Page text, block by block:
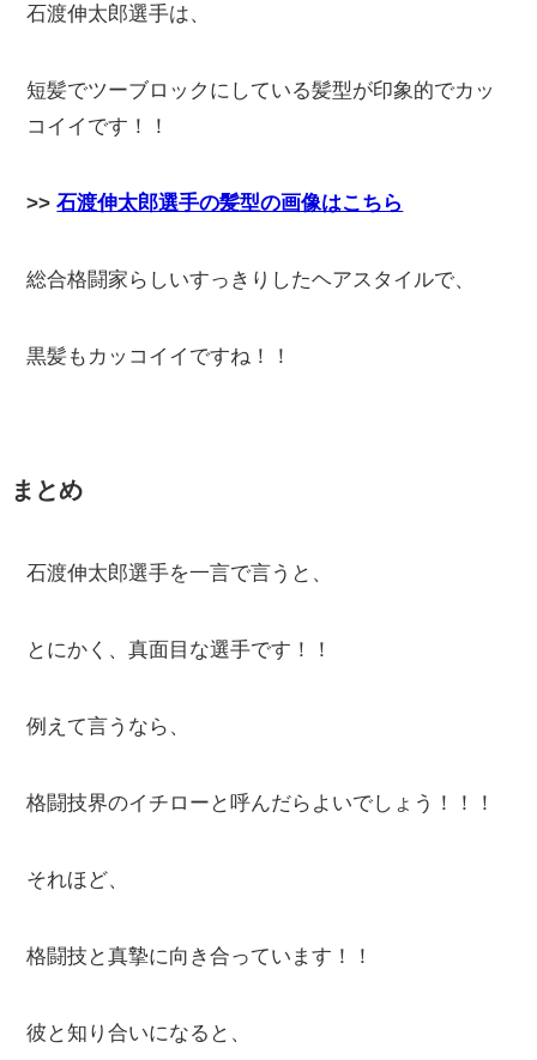
石渡伸太郎選手は、
短髪でツーブロックにしている髪型が印象的でカッ
コイイです！！
>> 石渡伸太郎選手の髪型の画像はこちら
総合格闘家らしいすっきりしたヘアスタイルで、
黒髪もカッコイイですね！！
まとめ
石渡伸太郎選手を一言で言うと、
とにかく、真面目な選手です！！
例えて言うなら、
格闘技界のイチローと呼んだらよいでしょう！！！
それほど、
格闘技と真摯に向き合っています！！
彼と知り合いになると、